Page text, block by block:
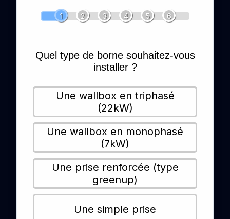
1 2 3 4 5 6
Quel type de borne souhaitez-vous
installer ?
Une wallbox en triphasé
(22kW)
Une wallbox en monophasé
(7kW)
Une prise renforcée (type
greenup)
Une simple prise